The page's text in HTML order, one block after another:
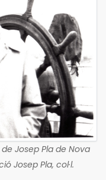
Josep Pla de Nova
Josep Pla, col·l.